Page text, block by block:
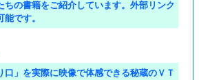
ちの書籍をご紹介しています。外部リンク
です。
口」を実際に映像で体感できる秘蔵のＶＴ